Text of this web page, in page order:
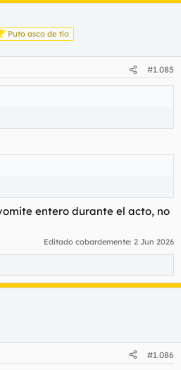
Puto asco de tío
#1.085
entero durante el acto, no
Editado cobardemente: 2 Jun 2026
#1.086